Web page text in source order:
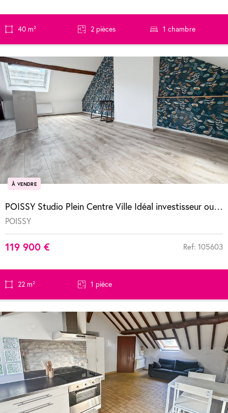
40 m² 2 pièces 1 chambre
À VENDRE
POISSY Studio Plein Centre Ville Idéal investisseur ou premier achat !
POISSY
119 900 € Ref: 105603
22 m² 1 pièce